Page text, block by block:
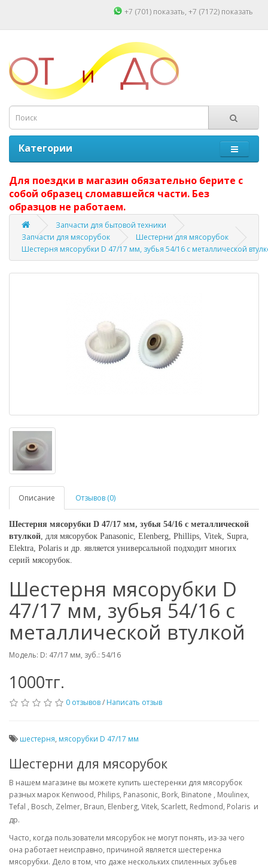
+7 (701) показать, +7 (7172) показать
Категории
Для поездки в магазин обязательно берите с
собой образец сломавшейся части. Без
образцов не работаем.
Запчасти для бытовой техники
Запчасти для мясорубок
Шестерни для мясорубок
Шестерня мясорубки D 47/17 мм, зубья 54/16 с металлической
Описание Отзывов (0)
Шестерня мясорубки D 47/17 мм, зубья 54/16 с металлической
втулкой, для мясорубок Panasonic, Elenberg, Phillips, Vitek, Supra,
Elektra, Polaris и др. является универсальной подходит многих
серий мясорубок.
Шестерня мясорубки D
47/17 мм, зубья 54/16 с
металлической втулкой
Модель: D: 47/17 мм, зуб.: 54/16
1000тг.
0 отзывов/ Написать отзыв
шестерня, мясорубки D 47/17 мм
Шестерни для мясорубок
В нашем магазине вы можете купить шестеренки для мясорубок
разных марок Kenwood, Philips, Panasonic, Bork, Binatone , Moulinex,
Tefal , Bosch, Zelmer, Braun, Elenberg, Vitek, Scarlett, Redmond, Polaris и
др.
Часто, когда пользователи мясорубок не могут понять, из-за чего
она работает неисправно, причиной является шестеренка
мясорубки. Дело в том, что даже нескольких спиленных зубьев